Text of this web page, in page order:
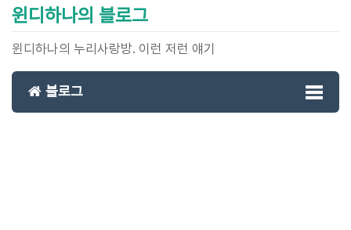
윈디하나의 블로그
윈디하나의 누리사랑방. 이런 저런 얘기
블로그